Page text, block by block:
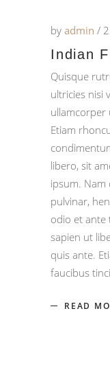
by admin
Indian
Quisque
ultricies nisi
ullamcorper
Etiam
libero, sit
ipsum. Nam
pulvinar,
odio et ante
sapien ut
quis ante.
faucibus
READ